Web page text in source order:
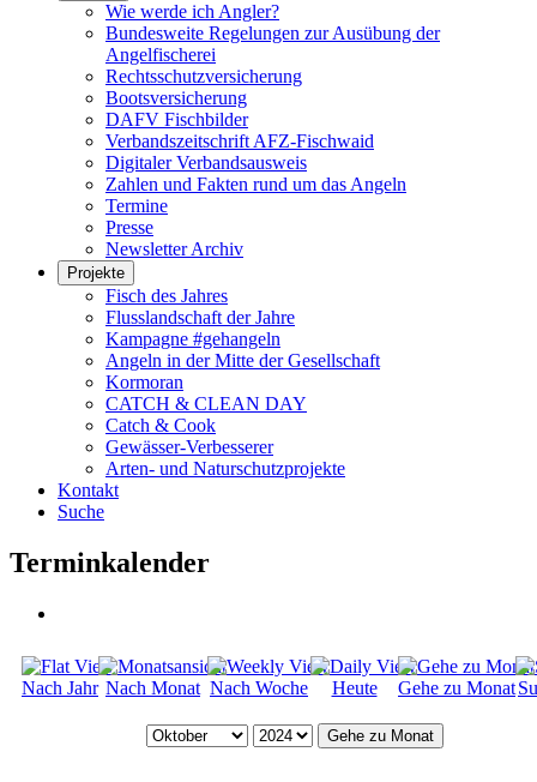
Wie werde ich Angler?
Bundesweite Regelungen zur Ausübung der
Angelfischerei
Rechtsschutzversicherung
Bootsversicherung
DAFV Fischbilder
Verbandszeitschrift AFZ-Fischwaid
Digitaler Verbandsausweis
Zahlen und Fakten rund um das Angeln
Termine
Presse
Newsletter Archiv
Projekte
Fisch des Jahres
Flusslandschaft der Jahre
Kampagne #gehangeln
Angeln in der Mitte der Gesellschaft
Kormoran
CATCH & CLEAN DAY
Catch & Cook
Gewässer-Verbesserer
Arten- und Naturschutzprojekte
Kontakt
Suche
Terminkalender
Nach Jahr Nach Monat Nach Woche Heute Gehe zu Monat
Gehe zu Monat